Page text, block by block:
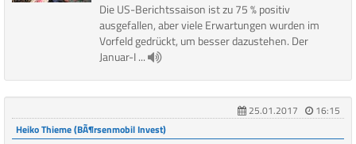
Die US-Berichtssaison ist zu 75 % positiv
ausgefallen, aber viele Erwartungen wurden im
Vorfeld gedrückt, um besser dazustehen. Der
Januar-I ...
25.01.2017
16:15
Heiko Thieme (BÃ¶rsenmobil Invest)